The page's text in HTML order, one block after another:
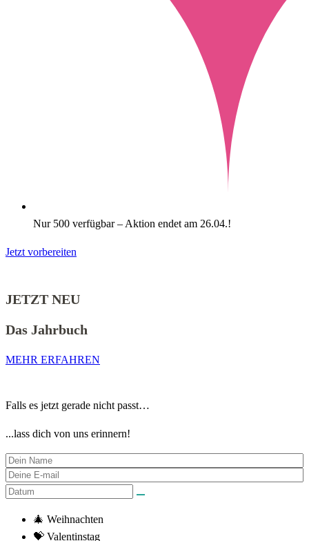
Nur 500 verfügbar – Aktion endet am 26.04.!
Jetzt vorbereiten
JETZT NEU
Das Jahrbuch
MEHR ERFAHREN
Falls es jetzt gerade nicht passt…
...lass dich von uns erinnern!
🎄 Weihnachten
💝 Valentinstag